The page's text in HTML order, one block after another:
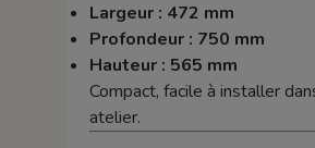
Largeur : 472 mm
Profondeur : 750 mm
Hauteur : 565 mm
Compact, facile à installer
atelier.